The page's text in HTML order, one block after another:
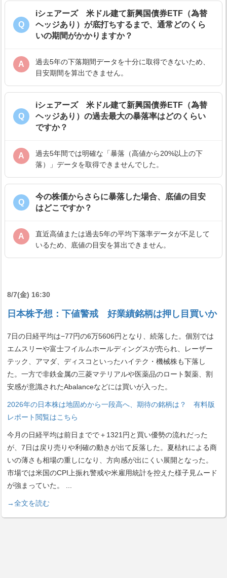
Q
iシェアーズ 米ドル建て新興国債券ETF（為替
ヘッジあり）が底打ちするまで、通常どのくら
いの期間がかかりますか？
A
過去5年の下落期間データを十分に取得できないため、
目安期間を算出できません。
Q
iシェアーズ 米ドル建て新興国債券ETF（為替
ヘッジあり）の過去最大の暴落率はどのくらい
ですか？
A
過去5年間では明確な「暴落（高値から20%以上の下
落）」データを取得できませんでした。
Q
今の株価からさらに暴落した場合、底値の目安
はどこですか？
A
直近高値または過去5年の平均下落率データが不足して
いるため、底値の目安を算出できません。
8/7(金) 16:30
日本株予想：下値警戒 好業績銘柄は押し目買いか
7日の日経平均は−77円の6万5606円となり、続落した。個別では
エムスリーや富士フイルムホールディングスが売られ、レーザー
テック、アマダ、ディスコといったハイテク・機械株も下落し
た。一方で非鉄金属の三菱マテリアルや医薬品のロート製薬、割
安感が意識されたAbalanceなどには買いが入った。
2026年の日本株は地固めから一段高へ、期待の銘柄は？ 有料版
レポート閲覧はこちら
今月の日経平均は前日までで＋1321円と買い優勢の流れだった
が、7日は戻り売りや利確の動きが出て反落した。夏枯れによる商
いの薄さも相場の重しになり、方向感が出にくい展開となった。
市場では米国のCPI上振れ警戒や米雇用統計を控えた様子見ムード
が強まっていた。
→全文を読む